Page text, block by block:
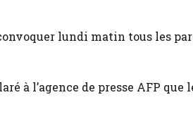
lundi matin tous les
à l’agence de presse AFP que